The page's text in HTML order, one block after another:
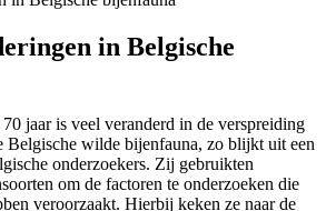
in Belgische
jaar is veel veranderd in de verspreiding
Belgische wilde bijenfauna, zo blijkt uit een
onderzoekers. Zij gebruikten
om de factoren te onderzoeken die
veroorzaakt. Hierbij keken ze naar de